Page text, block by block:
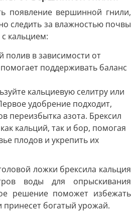
появление вершинной гнили,
следить за влажностью почвы
кальцием:
полив в зависимости от
поддерживать баланс
кальциевую селитру или
удобрение подходит,
переизбытка азота. Брексил
кальций, так и бор, помогая
плодов и укрепить их
ложки брексила кальция
воды для опрыскивания
решение поможет избежать
богатый урожай.